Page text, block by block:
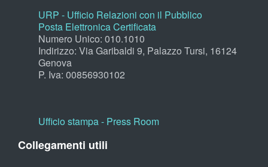
URP - Ufficio Relazioni con il Pubblico
Posta Elettronica Certificata
Numero Unico: 010.1010
Indirizzo: Via Garibaldi 9, Palazzo Tursi, 16124
Genova
P. Iva: 00856930102
Ufficio stampa - Press Room
Collegamenti utili